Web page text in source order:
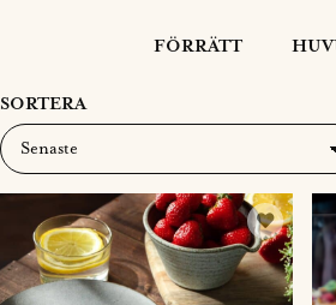
FÖRRÄTT
SORTERA